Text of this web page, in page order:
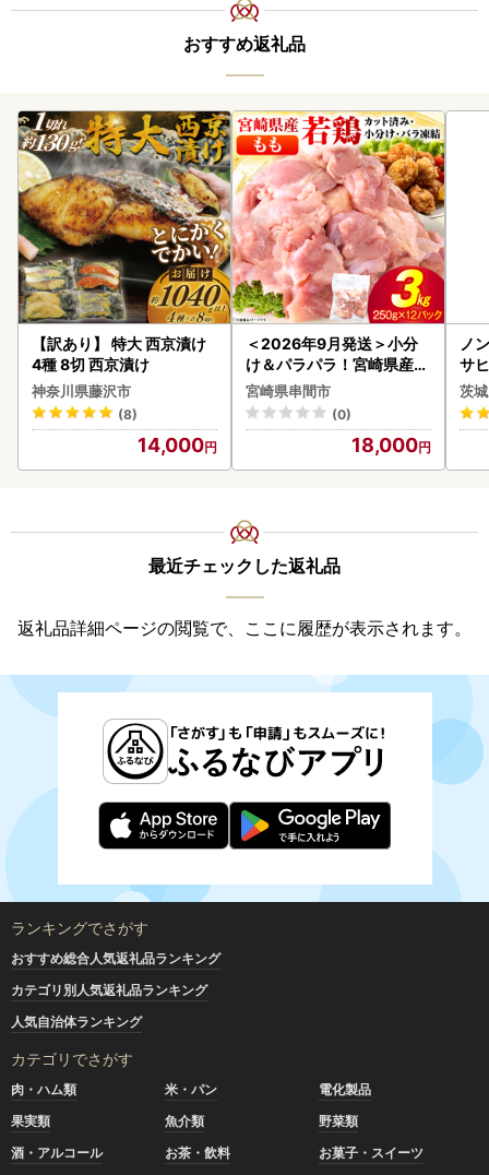
おすすめ返礼品
【訳あり】 特大 西京漬け
4種 8切 西京漬け
神奈川県藤沢市
(8)
14,000
＜2026年9月発送＞小分
け＆パラパラ！宮崎県産鶏
ももカット合計3kg_K043
-009-2609
宮崎県串間市
(0)
18,000
ノ
サ
本
守
茨
最近チェックした返礼品
返礼品詳細ページの閲覧で、ここに履歴が表示されます。
ランキングでさがす
おすすめ総合人気返礼品ランキング
カテゴリ別人気返礼品ランキング
人気自治体ランキング
カテゴリでさがす
肉・ハム類 米・パン
電化製品
果実類
魚介類
野菜類
酒・アルコール
お茶・飲料
お菓子・スイーツ